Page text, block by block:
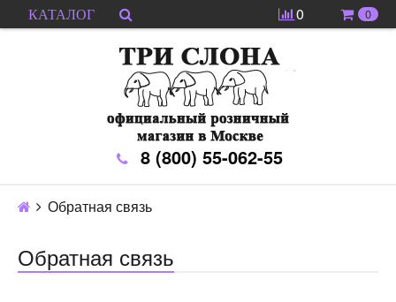
КАТАЛОГ 0 0
8 (800) 55-062-55
Обратная связь
Обратная связь